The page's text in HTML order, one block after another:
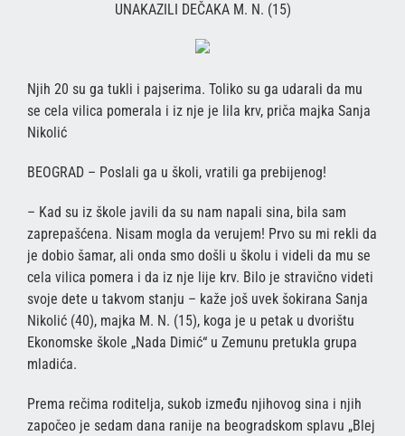
UNAKAZILI DEČAKA M. N. (15)
Njih 20 su ga tukli i pajserima. Toliko su ga udarali da mu
se cela vilica pomerala i iz nje je lila krv, priča majka Sanja
Nikolić
BEOGRAD – Poslali ga u školi, vratili ga prebijenog!
– Kad su iz škole javili da su nam napali sina, bila sam
zaprepašćena. Nisam mogla da verujem! Prvo su mi rekli da
je dobio šamar, ali onda smo došli u školu i videli da mu se
cela vilica pomera i da iz nje lije krv. Bilo je stravično videti
svoje dete u takvom stanju – kaže još uvek šokirana Sanja
Nikolić (40), majka M. N. (15), koga je u petak u dvorištu
Ekonomske škole „Nada Dimić“ u Zemunu pretukla grupa
mladića.
Prema rečima roditelja, sukob između njihovog sina i njih
započeo je sedam dana ranije na beogradskom splavu „Blej